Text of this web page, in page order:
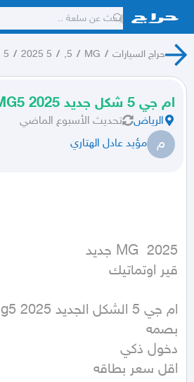
حراج السيارات /
MG
/
5,
/
5 2025
/
5
ام جي 5 شكل جديد MG5 2025
الرياض تحديث الأسبوع الماضي
م مؤيد عادل الهتاري
قير اوتماتيك